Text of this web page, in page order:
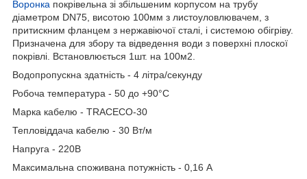
Воронка покрівельна зі збільшеним корпусом на трубу
діаметром DN75, висотою 100мм з листоуловлювачем, з
притискним фланцем з нержавіючої сталі, і системою обігріву.
Призначена для збору та відведення води з поверхні плоскої
покрівлі. Встановлюється 1шт. на 100м2.
Водопропускна здатність - 4 літра/секунду
Робоча температура - 50 до +90°C
Марка кабелю - TRACECO-30
Тепловіддача кабелю - 30 Вт/м
Напруга - 220В
Максимальна споживана потужність - 0,16 А